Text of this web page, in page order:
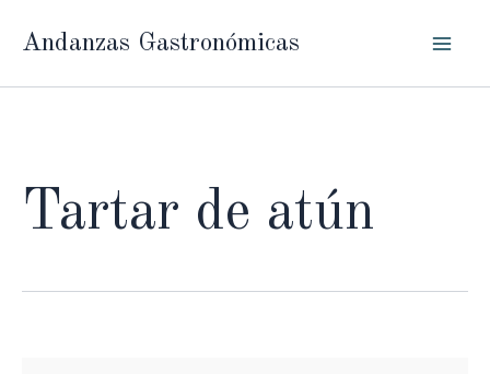
Andanzas Gastronómicas
Tartar de atún